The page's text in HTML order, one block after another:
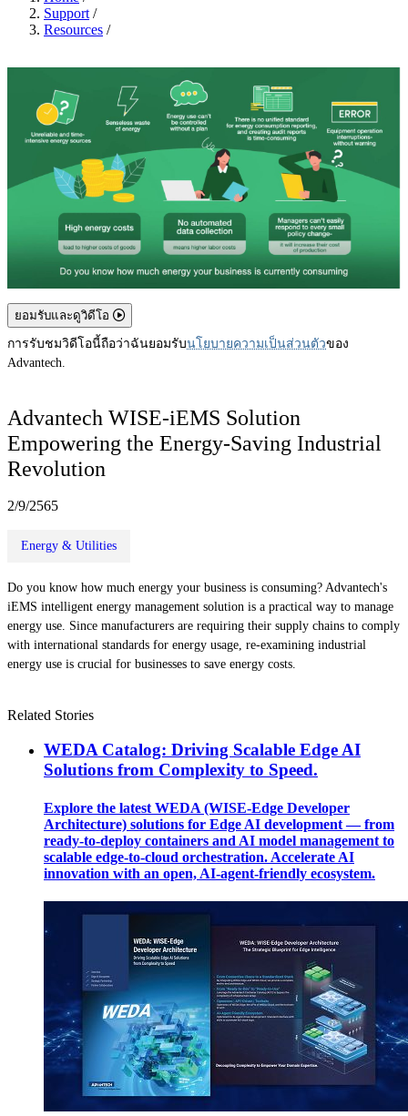
Support /
Resources /
ยอมรับและดูวิดีโอ
การรับชมวิดีโอนี้ถือว่าฉันยอมรับนโยบายความเป็นส่วนตัวของ
Advantech.
Advantech WISE-iEMS Solution
Empowering the Energy-Saving Industrial
Revolution
2/9/2565
Energy & Utilities
Do you know how much energy your business is consuming? Advantech's
iEMS intelligent energy management solution is a practical way to manage
energy use. Since manufacturers are requiring their supply chains to comply
with international standards for energy usage, re-examining industrial
energy use is crucial for businesses to save energy costs.
Related Stories
WEDA Catalog: Driving Scalable Edge AI
Solutions from Complexity to Speed.
Explore the latest WEDA (WISE-Edge Developer
Architecture) solutions for Edge AI development — from
ready-to-deploy containers and AI model management to
scalable edge-to-cloud orchestration. Accelerate AI
innovation with an open, AI-agent-friendly ecosystem.